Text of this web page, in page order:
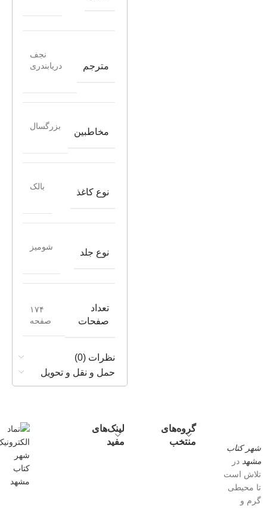
مترجم
نجف
دریابندری
مخاطبین
بزرگسال
نوع کاغذ
بالک
نوع جلد
شومیز
تعداد
صفحات
۱۷۴
صفحه
نظرات (0)
حمل و نقل و تحویل
شهر کتاب
مشهد در
تلاش است
تا محیطی
گرم و
گروه‌های
منتخب
لینک‌های
مفید